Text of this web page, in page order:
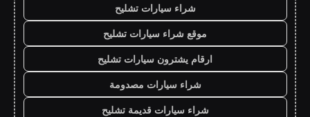
شراء سيارات تشليح
موقع شراء سيارات تشليح
ارقام يشترون سيارات تشليح
شراء سيارات مصدومة
شراء سيارات قديمة تشليح